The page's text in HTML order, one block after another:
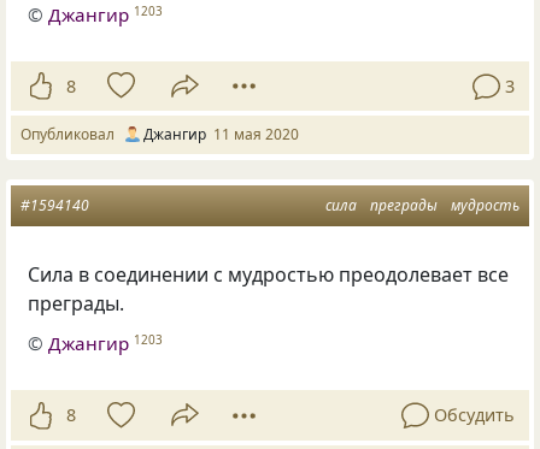
© Джангир 1203
8 3
Опубликовал Джангир 11 мая 2020
сила преграды мудрость
#1594140
Сила в соединении с мудростью преодолевает все
преграды.
© Джангир 1203
8 Обсудить